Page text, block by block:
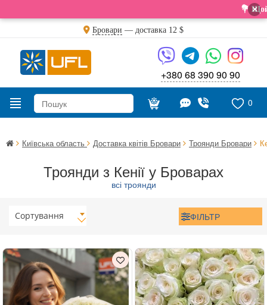
💐 Щойно ×
Бровари — доставка 12 $
+380 68 390 90 90
0
Київська область Доставка квітів Бровари Троянди Бровари
Троянди з Кенії у Броварах
всі троянди
Сортування ФІЛЬТР